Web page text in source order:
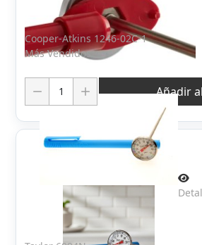
Cooper-Atkins 1246-02C-1
Más Vendidos
Añadir